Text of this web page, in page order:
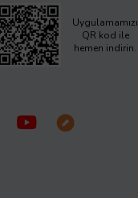
Uygulamamızı
QR kod ile
hemen indirin.